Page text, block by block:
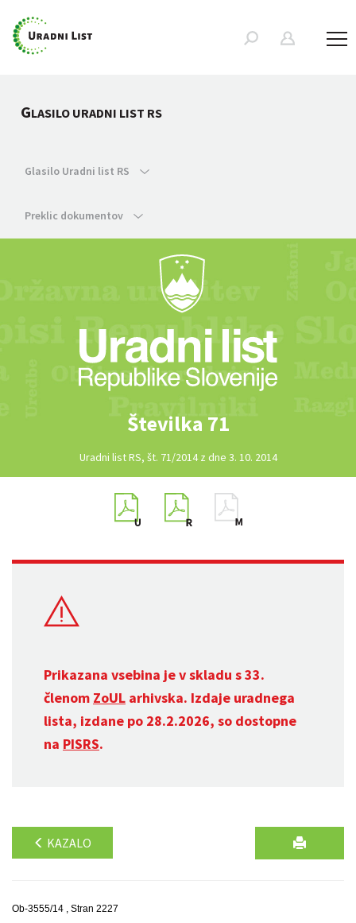
GLASILO URADNI LIST RS
Glasilo Uradni list RS
Preklic dokumentov
Številka 71
Uradni list RS, št. 71/2014 z dne 3. 10. 2014
Prikazana vsebina je v skladu s 33.
členom ZoUL arhivska. Izdaje uradnega
lista, izdane po 28.2.2026, so dostopne
na PISRS.
KAZALO
Ob-3555/14 , Stran 2227